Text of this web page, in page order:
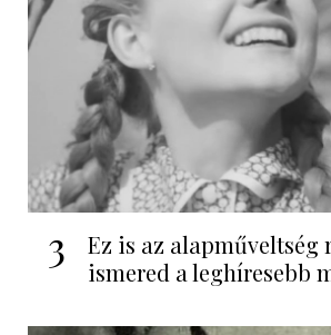
3
Ez is az alapműveltség
ismered a leghíresebb